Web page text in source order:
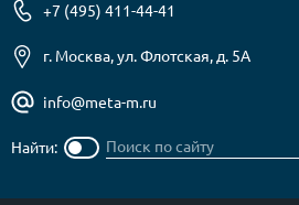
+7 (495) 411-44-41
г. Москва, ул. Флотская, д. 5А
info@meta-m.ru
Найти: